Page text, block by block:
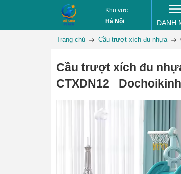
Khu vực
Hà Nội
DANH
Trang chủ Cầu trượt xích đu nhựa
Cầu trượt xích đu
CTXDN12_